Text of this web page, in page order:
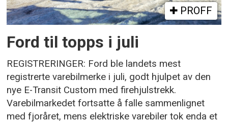
PROFF
Ford til topps i juli
REGISTRERINGER: Ford ble landets mest
registrerte varebilmerke i juli, godt hjulpet av den
nye E-Transit Custom med firehjulstrekk.
Varebilmarkedet fortsatte å falle sammenlignet
med fjoråret, mens elektriske varebiler tok enda et